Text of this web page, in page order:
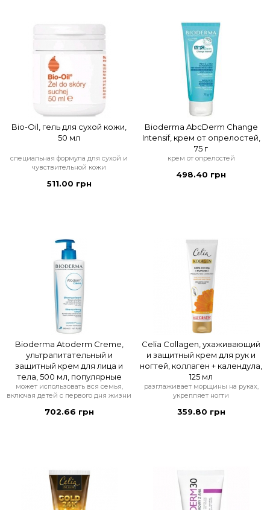
Bio-Oil, гель для сухой кожи,
50 мл
специальная формула для сухой и
чувствительной кожи
511.00 грн
Bioderma AbcDerm Change
Intensif, крем от опрелостей,
75 г
крем от опрелостей
498.40 грн
Bioderma Atoderm Creme,
ультрапитательный и
защитный крем для лица и
тела, 500 мл, популярные
может использовать вся семья,
включая детей с первого дня жизни
702.66 грн
Celia Collagen, ухаживающий
и защитный крем для рук и
ногтей, коллаген + календула,
125 мл
разглаживает морщины на руках,
укрепляет ногти
359.80 грн